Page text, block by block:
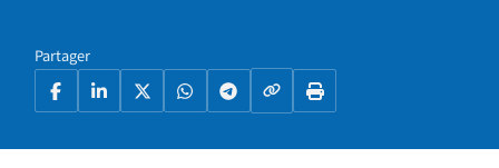
Partager
FacebookLinkedIn
X WhatsAppTelegramCopier le lien
Imprimer la page